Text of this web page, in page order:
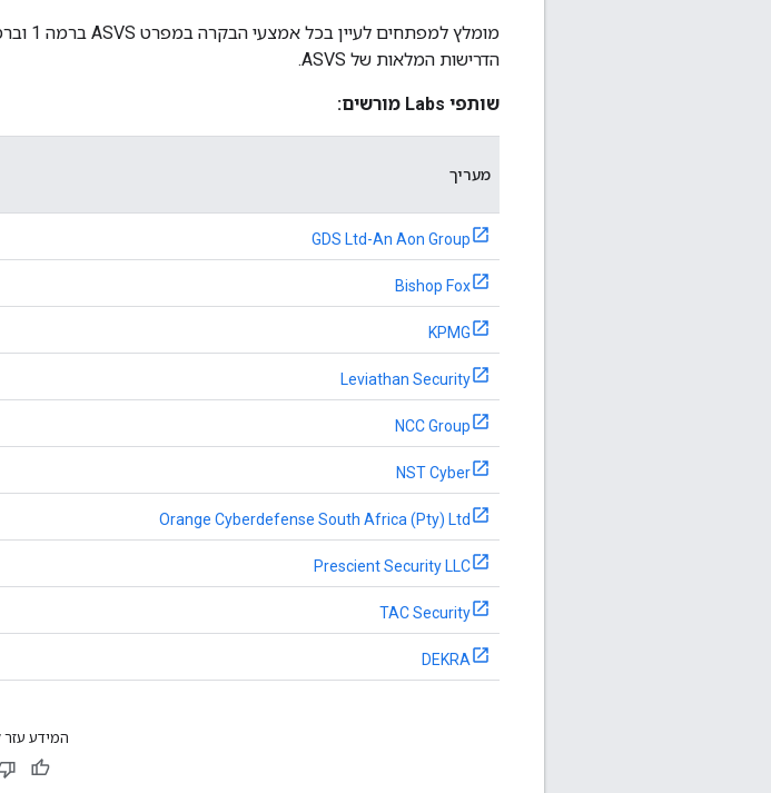
הדרישות המלאות של ASVS.
שותפי Labs מורשים:
מעריך
GDS Ltd-An Aon Group
Bishop Fox
KPMG
Leviathan Security
NCC Group
NST Cyber
Orange Cyberdefense South Africa (Pty) Ltd
Prescient Security LLC
TAC Security
DEKRA
המידע עזר